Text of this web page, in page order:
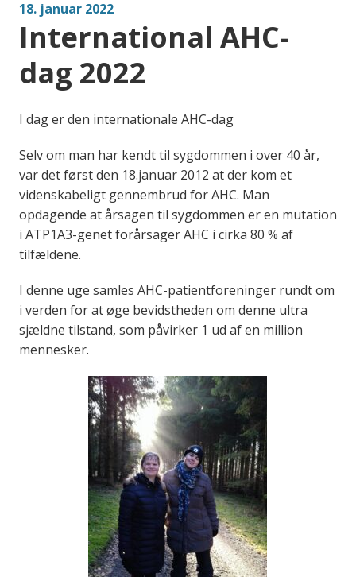
18. januar 2022
International AHC-
dag 2022
I dag er den internationale AHC-dag
Selv om man har kendt til sygdommen i over 40 år,
var det først den 18.januar 2012 at der kom et
videnskabeligt gennembrud for AHC. Man
opdagende at årsagen til sygdommen er en mutation
i ATP1A3-genet forårsager AHC i cirka 80 % af
tilfældene.
I denne uge samles AHC-patientforeninger rundt om
i verden for at øge bevidstheden om denne ultra
sjældne tilstand, som påvirker 1 ud af en million
mennesker.